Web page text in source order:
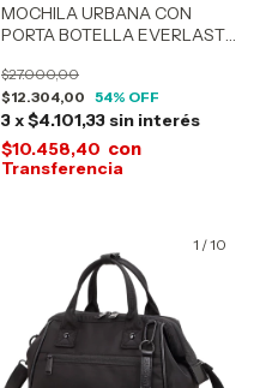
MOCHILA URBANA CON
PORTA BOTELLA EVERLAST
$12.304,00
$27.000,00
54% OFF
3x$4.101,33 sin interés
$10.458,40 con
1 /10